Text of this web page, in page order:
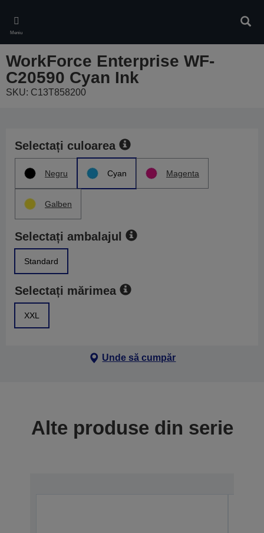
main
content
Meniu
WorkForce Enterprise WF-
C20590 Cyan Ink
SKU: C13T858200
Selectați culoarea
Negru Cyan Magenta
Galben
Selectați ambalajul
Standard
Selectați mărimea
XXL
Unde să cumpăr
Alte produse din serie